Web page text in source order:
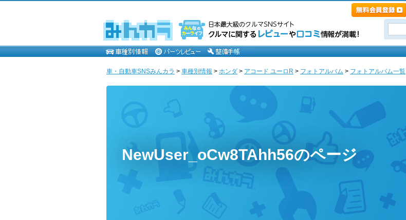
車・自動車SNSみんカラ > 車種別情報 > ホンダ > アコード ユーロR > フォトアルバム > フォトアルバム一覧
NewUser_oCw8TAhh56のページ